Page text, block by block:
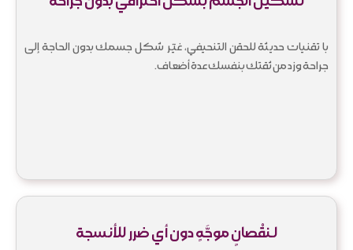
با تقنيات حديثة للحقن التنحيفي، غيّر شكل جسمك بدون الحاجة إلى
جراحة وزد من ثقتك بنفسك عدة أضعاف.
لـنقْصانٍ موجَّهٍ دون أي ضرر للأنسجة